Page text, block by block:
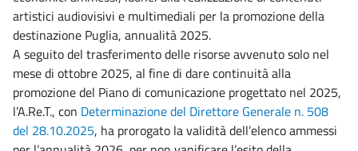
artistici audiovisivi e multimediali per la promozione della
destinazione Puglia, annualità 2025.
A seguito del trasferimento delle risorse avvenuto solo nel
mese di ottobre 2025, al fine di dare continuità alla
promozione del Piano di comunicazione progettato nel 2025,
l’A.Re.T., con Determinazione del Direttore Generale n. 508
del 28.10.2025, ha prorogato la validità dell’elenco ammessi